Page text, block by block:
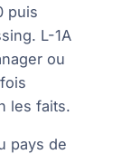
puis
L-1A
ou
les faits.
pays de